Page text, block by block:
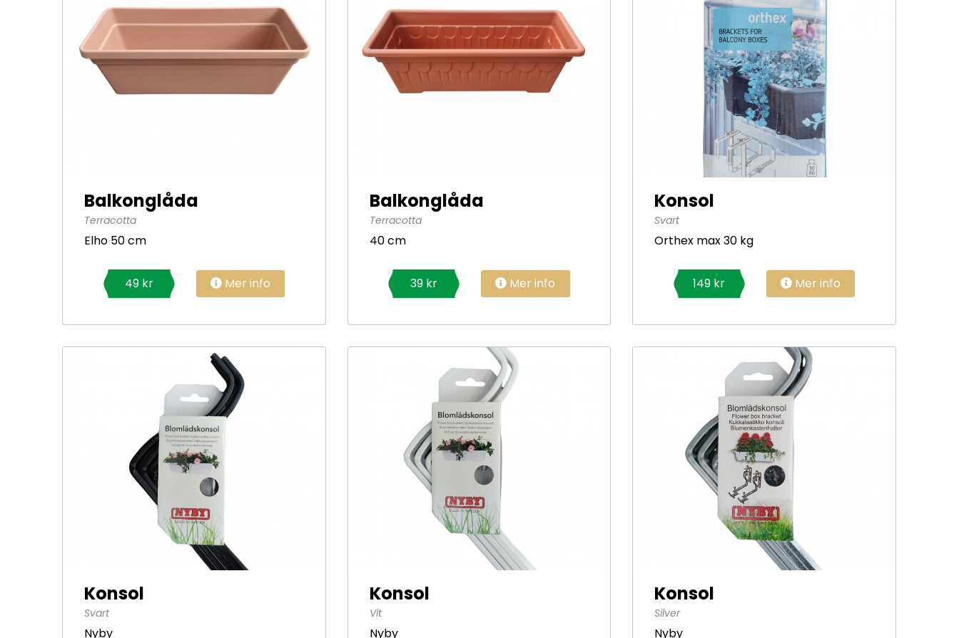
Balkonglåda
Terracotta
Elho 50 cm
49 kr Mer info
Balkonglåda
Terracotta
40 cm
39 kr Mer info
Konsol
Svart
Orthex max 30 kg
149 kr Mer info
Konsol
Svart
Nyby
Konsol
Vit
Nyby
Konsol
Silver
Nyby